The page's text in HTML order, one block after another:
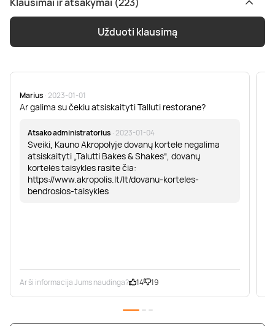
Užduoti klausimą
Marius · 2023-01-01
Ar galima su čekiu atsiskaityti Talluti restorane?
Atsako administratorius · 2023-01-04
Sveiki, Kauno Akropolyje dovanų kortele negalima
atsiskaityti „Talutti Bakes & Shakes“, dovanų
kortelės taisykles rasite čia:
https://www.akropolis.lt/lt/dovanu-korteles-
bendrosios-taisykles
Ar ši informacija Jums naudinga? 14 19